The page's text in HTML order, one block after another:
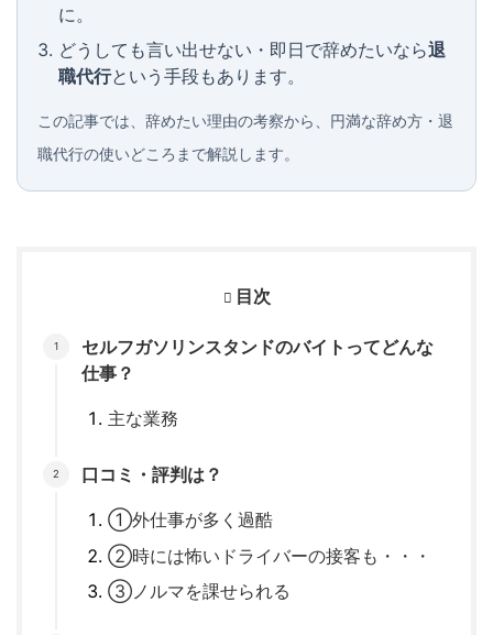
に。
どうしても言い出せない・即日で辞めたいなら退
職代行という手段もあります。
この記事では、辞めたい理由の考察から、円満な辞め方・退
職代行の使いどころまで解説します。
目次
セルフガソリンスタンドのバイトってどんな
仕事？
主な業務
口コミ・評判は？
①外仕事が多く過酷
②時には怖いドライバーの接客も・・・
③ノルマを課せられる